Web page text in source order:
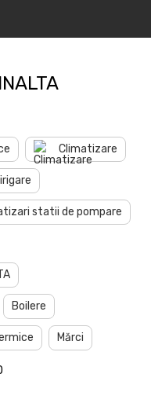
Climatizare
statii de pompare
Boilere
Mărci